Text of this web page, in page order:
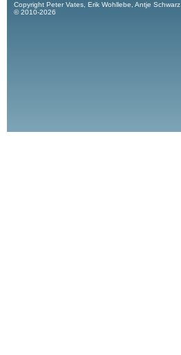
Copyright Peter Vates, Erik Wohllebe, Antje Schwarz
© 2010-2026